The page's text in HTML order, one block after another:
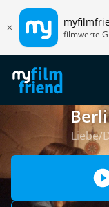
filmwerte
Liebe/